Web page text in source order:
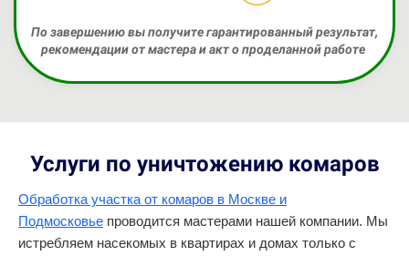
По завершению вы получите гарантированный результат,
рекомендации от мастера и акт о проделанной работе
Услуги по уничтожению комаров
Обработка участка от комаров в Москве и
Подмосковье проводится мастерами нашей компании. Мы
истребляем насекомых в квартирах и домах только с